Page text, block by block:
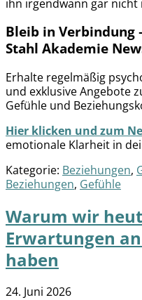
ihn irgendwann gar
Bleib in Verbindung
Stahl Akademie
Erhalte regelmäßig
und exklusive Angebote
Gefühle und
Hier klicken und zum
emotionale Klarheit in
Kategorie: Beziehungen,
Beziehungen, Gefühle
Warum wir
Erwartungen
haben
24. Juni 2026